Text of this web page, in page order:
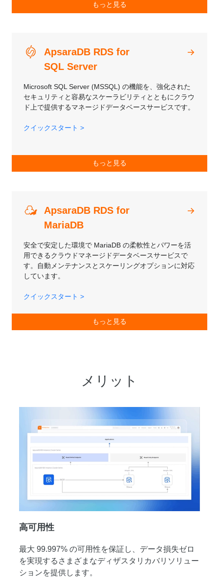
もっと見る
ApsaraDB RDS for
SQL Server
Microsoft SQL Server (MSSQL) の機能を、強化された
セキュリティと容易なスケーラビリティとともにクラウ
ド上で提供するマネージドデータベースサービスです。
クイックスタート >
もっと見る
ApsaraDB RDS for
MariaDB
安全で安定した環境で MariaDB の柔軟性とパワーを活
用できるクラウドマネージドデータベースサービスで
す。自動メンテナンスとスケーリングオプションに対応
しています。
クイックスタート >
もっと見る
メリット
高可用性
最大 99.997% の可用性を保証し、データ損失ゼロ
を実現するさまざまなディザスタリカバリソリュー
ションを提供します。